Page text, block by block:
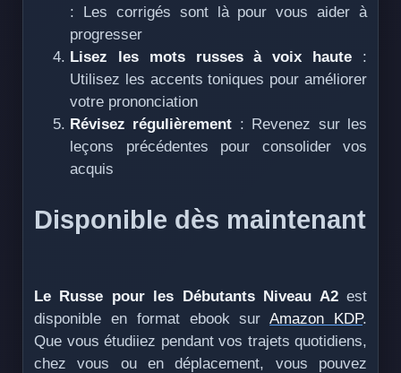
: Les corrigés sont là pour vous aider à
progresser
Lisez les mots russes à voix haute :
Utilisez les accents toniques pour améliorer
votre prononciation
Révisez régulièrement : Revenez sur les
leçons précédentes pour consolider vos
acquis
Disponible dès maintenant
Le Russe pour les Débutants Niveau A2est
disponible en format ebook surAmazon KDP.
Que vous étudiiez pendant vos trajets quotidiens,
chez vous ou en déplacement, vous pouvez